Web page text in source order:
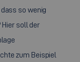
so wenig
Hier soll der
zum Beispiel